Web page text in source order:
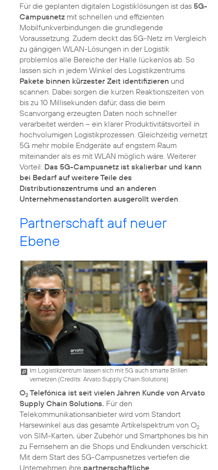
Für die geplanten digitalen Logistiklösungen ist das 5G-
Campusnetz mit schnellen und effizienten
Mobilfunkverbindungen die grundlegende
Voraussetzung. Zudem deckt das 5G-Netz im Vergleich
zu gängigen WLAN-Lösungen in der Logistik
problemlos alle Bereiche der Halle lückenlos ab. So
lassen sich in jedem Winkel des Logistikzentrums
Pakete binnen kürzester Zeit identifizieren und
scannen. Dabei sorgen die kurzen Reaktionszeiten von
bis zu 10 Millisekunden dafür, dass die beim
Scanvorgang erzeugten Daten noch schneller
verarbeitet werden – ein klarer Produktivitätsvorteil in
hochvolumigen Logistikprozessen. Gleichzeitig vernetzt
5G mehr mobile Endgeräte auf engstem Raum
miteinander als es mit WLAN möglich wäre. Weiterer
Vorteil: Das 5G-Campusnetz ist skalierbar und kann
bei Bedarf auf weitere Teile des
Distributionszentrums und an anderen
Unternehmensstandorten ausgerollt werden
Partnerschaft auf neuer
Ebene
Im Logistikzentrum lassen sich mit 5G auch smarte Brillen
vernetzen (Credits: Arvato Supply Chain Solutions)
O2 Telefónica ist seit vielen Jahren Kunde von Arvato
Supply Chain Solutions. Für den
Telekommunikationsanbieter wird vom Standort
Harsewinkel aus das gesamte Artikelspektrum von O2
von SIM-Karten, über Zubehör und Smartphones bis hin
zu Fernsehern an die Shops und Endkunden verschickt.
Mit dem Start des 5G-Campusnetzes vertiefen die
Unternehmen ihre partnerschaftliche